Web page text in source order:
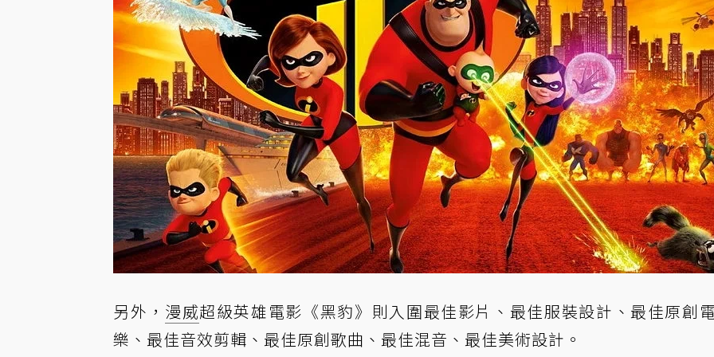
另外， 漫威超級英雄電影《黑豹》則入圍最佳影片、最佳服裝設計、最佳原創
樂、最佳音效剪輯、最佳原創歌曲、最佳混音、最佳美術設計。